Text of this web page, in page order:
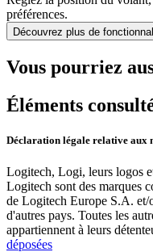
préférences.
Découvrez plus de
Vous pourriez
Éléments
Déclaration légale relative aux
Logitech, Logi, leurs logos
Logitech sont des marques
de Logitech Europe S.A. et/
d'autres pays. Toutes les
appartiennent à leurs
déposées